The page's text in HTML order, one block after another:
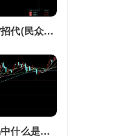
民众期货招代(民众期货怎么了)
期货交易中什么是复合头寸(期货交易中什么是复合头寸交易)